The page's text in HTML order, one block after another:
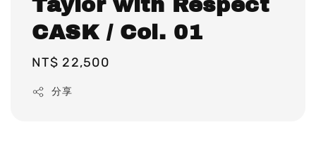
Taylor with Respect
CASK / Col. 01
Regular
NT$ 22,500
分享